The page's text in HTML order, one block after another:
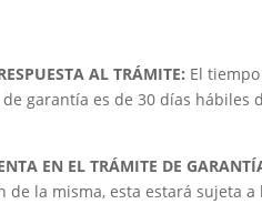
AL TRÁMITE: El
garantía es de 30 días hábiles
EN EL TRÁMITE DE
de la misma, esta estará sujeta